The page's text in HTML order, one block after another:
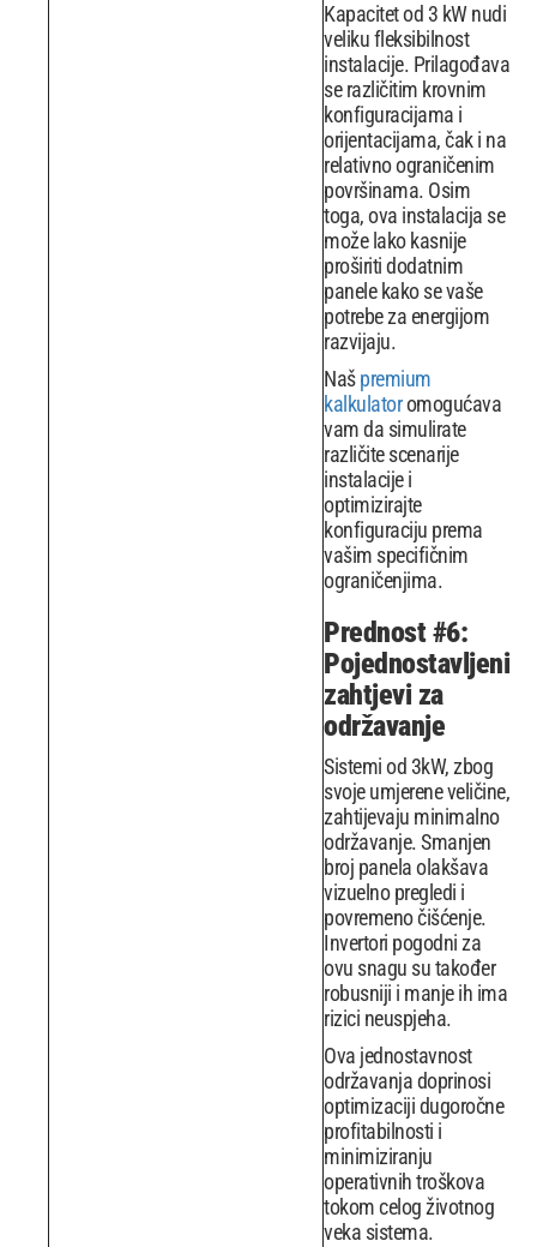
Kapacitet od 3 kW nudi
veliku fleksibilnost
instalacije. Prilagođava
se različitim krovnim
konfiguracijama i
orijentacijama, čak i na
relativno ograničenim
površinama. Osim
toga, ova instalacija se
može lako kasnije
proširiti dodatnim
panele kako se vaše
potrebe za energijom
razvijaju.
Našpremium
kalkulatoromogućava
vam da simulirate
različite scenarije
instalacije i
optimizirajte
konfiguraciju prema
vašim specifičnim
ograničenjima.
Prednost #6:
Pojednostavljeni
zahtjevi za
održavanje
Sistemi od 3kW, zbog
svoje umjerene veličine,
zahtijevaju minimalno
održavanje. Smanjen
broj panela olakšava
vizuelno pregledi i
povremeno čišćenje.
Invertori pogodni za
ovu snagu su također
robusniji i manje ih ima
rizici neuspjeha.
Ova jednostavnost
održavanja doprinosi
optimizaciji dugoročne
profitabilnosti i
minimiziranju
operativnih troškova
tokom celog životnog
veka sistema.